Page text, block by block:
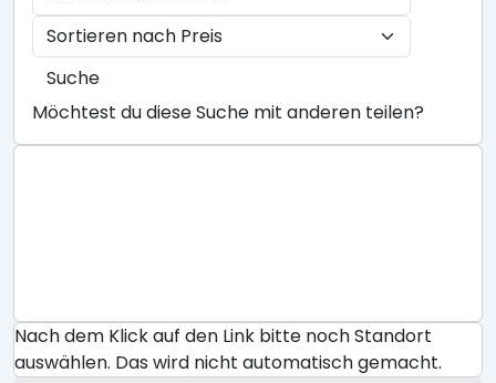
Suche
Möchtest du diese Suche mit anderen teilen?
Nach dem Klick auf den Link bitte noch Standort
auswählen. Das wird nicht automatisch gemacht.